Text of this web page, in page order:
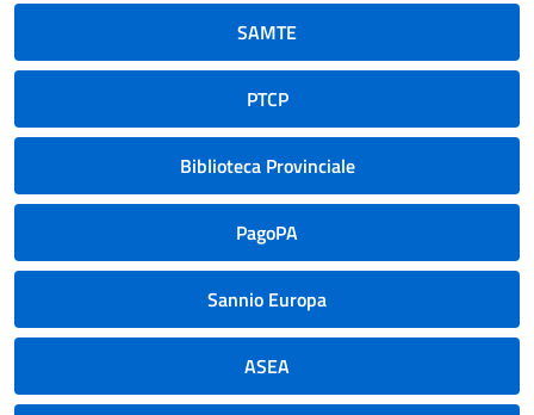
SAMTE
PTCP
Biblioteca Provinciale
PagoPA
Sannio Europa
ASEA